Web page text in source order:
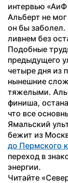
интервью
Альберт не
он бы
ливнем без
Подобные
предыдущего
четыре дня из
нынешние
тяжелыми.
финиша,
что все
Ямальский
бежит из
до Пермского
переход в
энергии.
Читайте